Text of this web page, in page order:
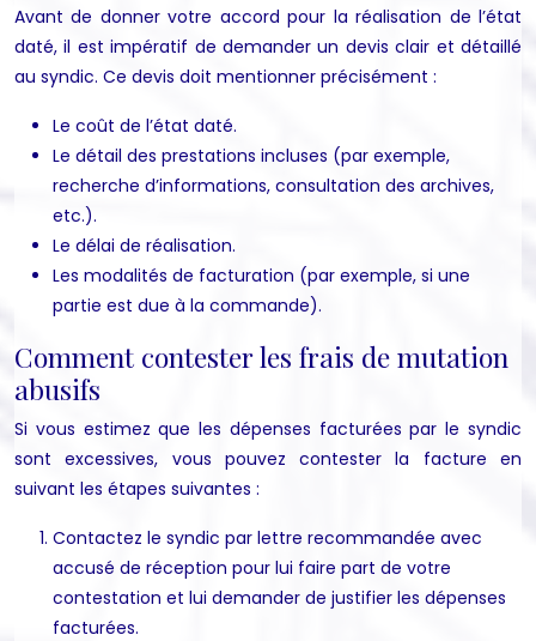
Avant de donner votre accord pour la réalisation de l’état
daté, il est impératif de demander un devis clair et détaillé
au syndic. Ce devis doit mentionner précisément :
Le coût de l’état daté.
Le détail des prestations incluses (par exemple,
recherche d’informations, consultation des archives,
etc.).
Le délai de réalisation.
Les modalités de facturation (par exemple, si une
partie est due à la commande).
Comment contester les frais de mutation
abusifs
Si vous estimez que les dépenses facturées par le syndic
sont excessives, vous pouvez contester la facture en
suivant les étapes suivantes :
Contactez le syndic par lettre recommandée avec
accusé de réception pour lui faire part de votre
contestation et lui demander de justifier les dépenses
facturées.